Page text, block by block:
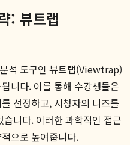
: 뷰트랩
석 도구인 뷰트랩(Viewtrap)
니다. 이를 통해 수강생들은
선정하고, 시청자의 니즈를
니다. 이러한 과학적인 접근
으로 높여줍니다.